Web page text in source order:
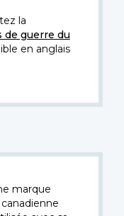
la
de guerre du
en anglais
marque